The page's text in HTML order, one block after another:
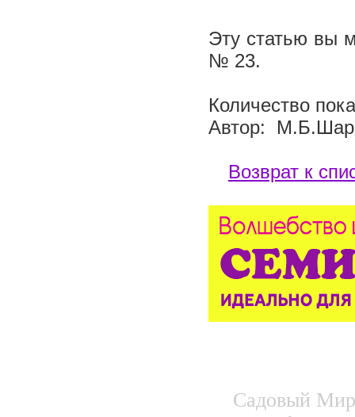
Эту статью вы
№ 23.
Количество
Автор:
Возврат к
Садовый